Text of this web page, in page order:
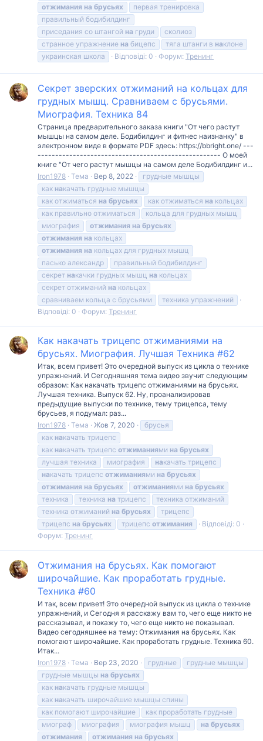
отжимания на брусьях
первая тренировка
правильный бодибилдинг
приседания со штангой на груди
сколиоз
странное упражнение на бицепс тяга штанги в наклоне
украинская школа
Відповіді: 0 Форум: Тренинг
Секрет зверских отжиманий на кольцах для
грудных мышц. Сравниваем с брусьями.
Миография. Техника 84
Страница предварительного заказа книги "От чего растут
мышцы на самом деле. Бодибилдинг и фитнес наизнанку" в
электронном виде в формате PDF здесь: https://bbright.one/ ---
---------------------------------------------------- О моей
книге "От чего растут мышцы на самом деле Бодибилдинг и...
Iron1978 Тема Вер 8, 2022
грудные мышцы
как накачать грудные мышцы
как отжиматься на брусьях как отжиматься на кольцах
как правильно отжиматься
кольца для грудных мышц
миография
отжимания на брусьях
отжимания на кольцах
отжимания на кольцах для грудных мышц
пасько александр
правильный бодибилдинг
секрет накачки грудных мышц на кольцах
секрет отжиманий на кольцах
сравниваем кольца с брусьями
техника упражнений
Відповіді: 0
Форум: Тренинг
Как накачать трицепс отжиманиями на
брусьях. Миография. Лучшая Техника #62
Итак, всем привет! Это очередной выпуск из цикла о технике
упражнений. И Сегодняшняя тема видео звучит следующим
образом: Как накачать трицепс отжиманиями на брусьях.
Лучшая техника. Выпуск 62. Ну, проанализировав
предыдущие выпуски по технике, тему трицепса, тему
брусьев, я подумал: раз...
Iron1978 Тема Жов 7, 2020
брусья
как накачать трицепс
как накачать трицепс отжиманиями на брусьях
лучшая техника
миография накачать трицепс
накачать трицепс отжиманиями на брусьях
отжимания на брусьях отжиманиями на брусьях
техника
техника на трицепс
техника отжиманий
техника отжиманий на брусьях
трицепс
трицепс на брусьях трицепс отжимания
Відповіді: 0
Форум: Тренинг
Отжимания на брусьях. Как помогают
широчайшие. Как проработать грудные.
Техника #60
И так, всем привет! Это очередной выпуск из цикла о технике
упражнений, и Сегодня я расскажу вам то, чего еще никто не
рассказывал, и покажу то, чего еще никто не показывал.
Видео сегодняшнее на тему: Отжимания на брусьях. Как
помогают широчайшие. Как проработать грудные. Техника 60.
Итак...
Iron1978 Тема Вер 23, 2020 грудные
грудные мышцы
грудные мышцы на брусьях
как накачать грудные мышцы
как накачать широчайшие мышцы спины
как помогают широчайшие
как проработать грудные
миограф
миография миография мышц на брусьях
отжимания
отжимания на брусьях